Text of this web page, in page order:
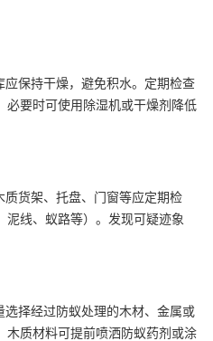
保持干燥，避免积水。定期检查
必要时可使用除湿机或干燥剂降低
货架、托盘、门窗等应定期检
泥线、蚁路等）。发现可疑迹象
择经过防蚁处理的木材、金属或
木质材料可提前喷洒防蚁药剂或涂